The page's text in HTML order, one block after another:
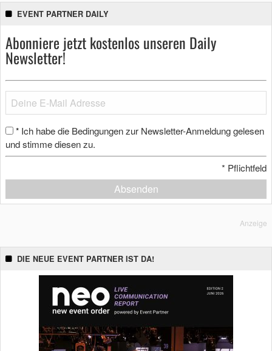
EVENT PARTNER DAILY
Abonniere jetzt kostenlos unseren Daily
Newsletter!
* Ich habe die Bedingungen zur Newsletter-Anmeldung gelesen
und stimme diesen zu.
* Pflichtfeld
Absenden
Anzeige
DIE NEUE EVENT PARTNER IST DA!